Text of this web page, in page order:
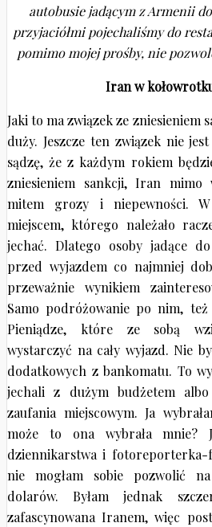
autobusie jadącym z Armenii
przyjaciółmi pojechaliśmy do
pomimo mojej prośby, nie
Iran w
Jaki to ma związek ze zniesieniem
duży. Jeszcze ten związek nie
sądzę, że z każdym rokiem
zniesieniem sankcji, Iran mimo
mitem grozy i niepewności.
miejscem, którego należało
jechać. Dlatego osoby jadące
przed wyjazdem co najmniej
przeważnie wynikiem
Samo podróżowanie po nim, też
Pieniądze, które ze sobą
wystarczyć na cały wyjazd. Nie
dodatkowych z bankomatu. To
jechali z dużym budżetem
zaufania miejscowym. Ja
może to ona wybrała mnie?
dziennikarstwa i fotoreporterka-
nie mogłam sobie pozwolić
dolarów. Byłam jednak
zafascynowana Iranem, więc